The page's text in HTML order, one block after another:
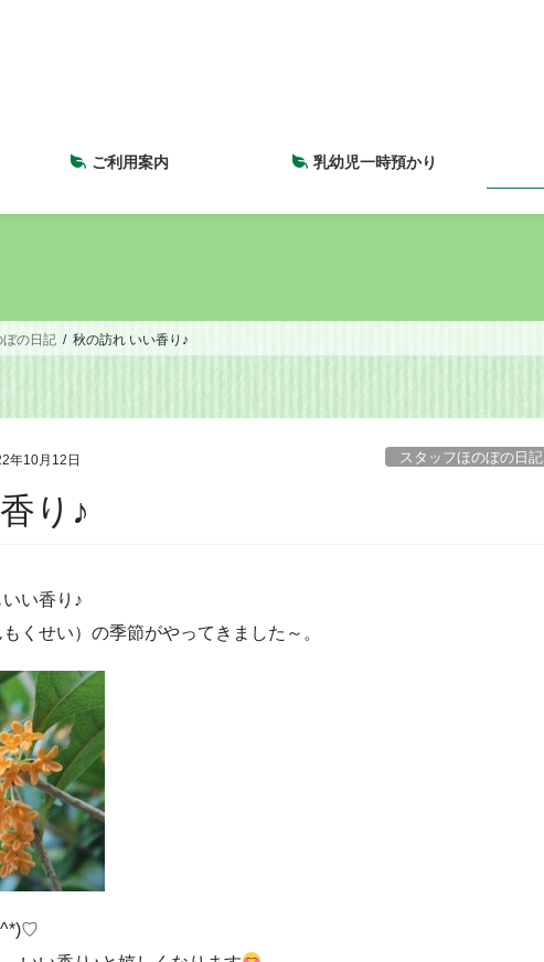
ご利用案内 乳幼児一時預かり
ぼの日記 秋の訪れ いい香り♪
年10月12日 スタッフほのぼの日記
り♪
い香り♪
くせい）の季節がやってきました～。